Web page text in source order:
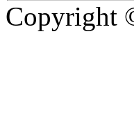
Copyright